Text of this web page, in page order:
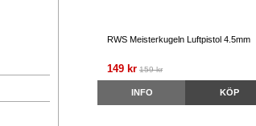
RWS Meisterkugeln Luftpistol 4.5mm
149 kr 159 kr
INFO KÖP